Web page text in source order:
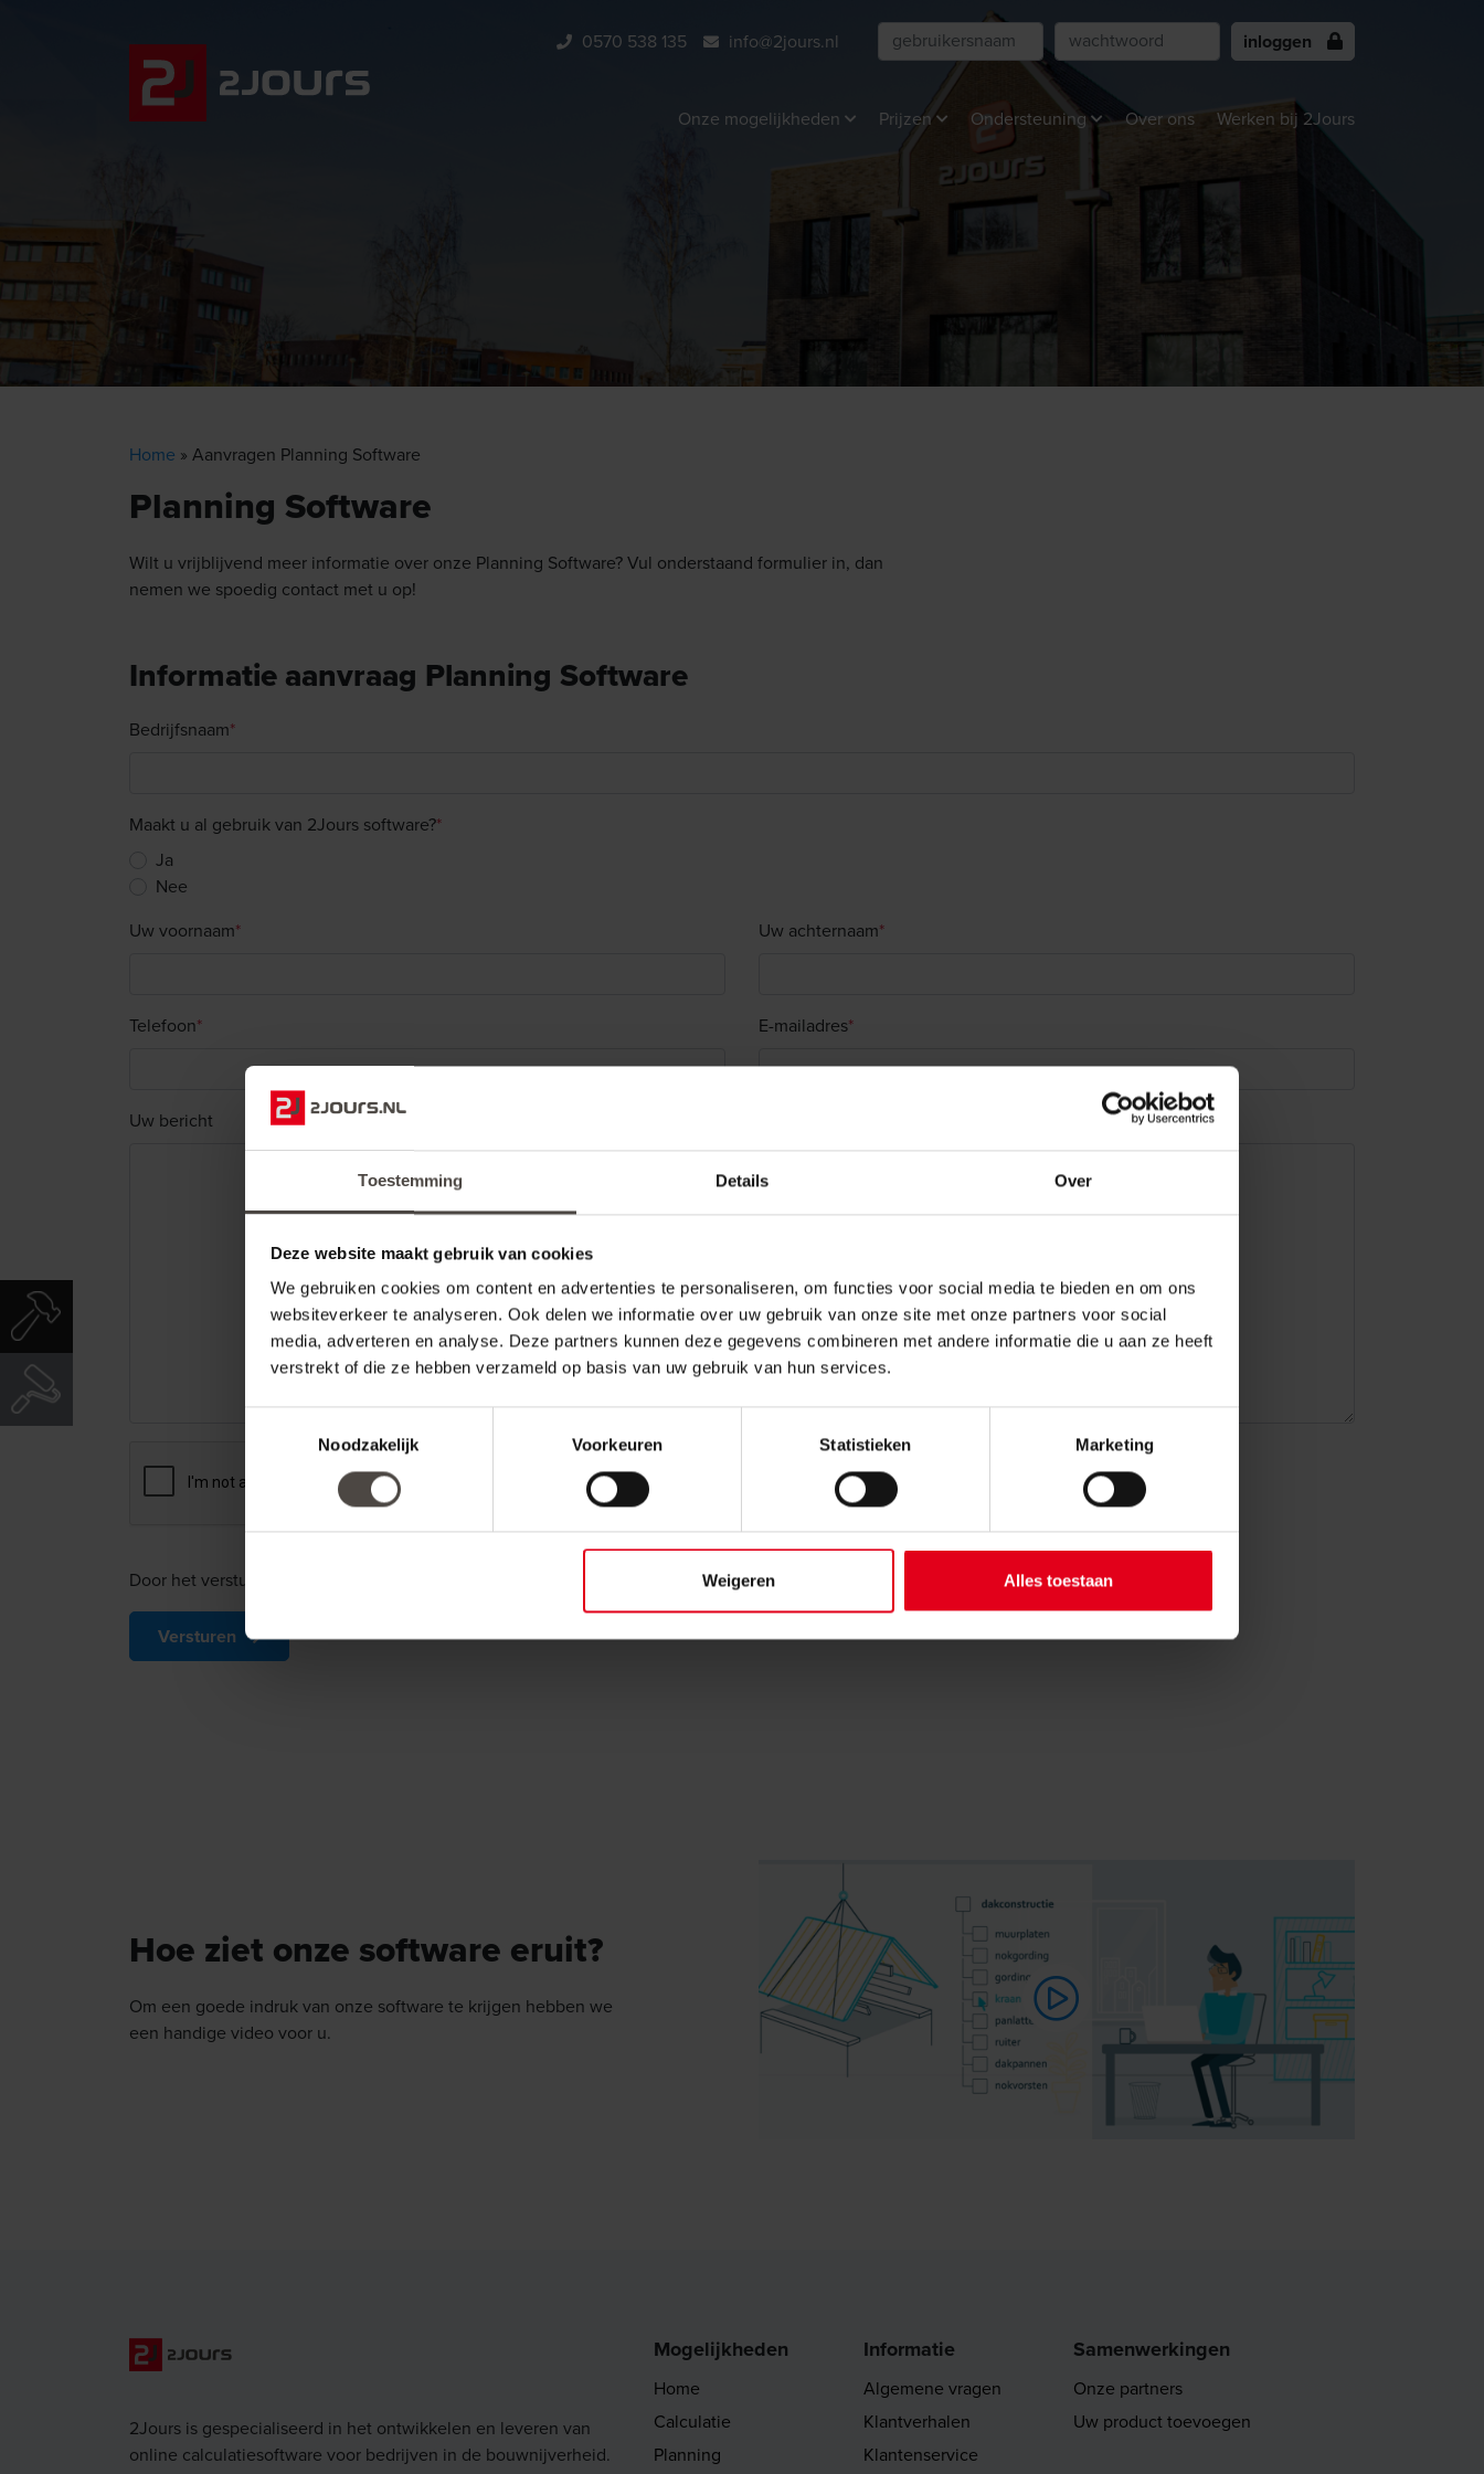
Toestemming Details Over
Deze website maakt gebruik van cookies
We gebruiken cookies om content en advertenties te personaliseren, om functies voor social media te bieden en om ons
websiteverkeer te analyseren. Ook delen we informatie over uw gebruik van onze site met onze partners voor social
media, adverteren en analyse. Deze partners kunnen deze gegevens combineren met andere informatie die u aan ze heeft
verstrekt of die ze hebben verzameld op basis van uw gebruik van hun services.
Noodzakelijk
Voorkeuren Statistieken Marketing
Weigeren Alles toestaan
0570 538 135 info@2jours.nl inloggen
Onze mogelijkheden Prijzen Ondersteuning Over ons Werken bij 2Jours
Home » Aanvragen Planning Software
Planning Software
Wilt u vrijblijvend meer informatie over onze Planning Software? Vul onderstaand formulier in, dan
nemen we spoedig contact met u op!
Informatie aanvraag Planning Software
Bedrijfsnaam*
Maakt u al gebruik van 2Jours software?*
Ja
Nee
Uw voornaam* Uw achternaam*
Telefoon* E-mailadres*
Uw bericht
Door het versturen van het formulier verklaart u akkoord te gaan met het opslaan en verwerken van de door u verstrekte gegevens.
Versturen
Hoe ziet onze software eruit?
Om een goede indruk van onze software te krijgen hebben we
een handige video voor u.
2Jours is gespecialiseerd in het ontwikkelen en leveren van
online calculatiesoftware voor bedrijven in de bouwnijverheid.
Mogelijkheden
Home
Calculatie
Planning
Informatie
Algemene vragen
Klantverhalen
Klantenservice
Samenwerkingen
Onze partners
Uw product toevoegen